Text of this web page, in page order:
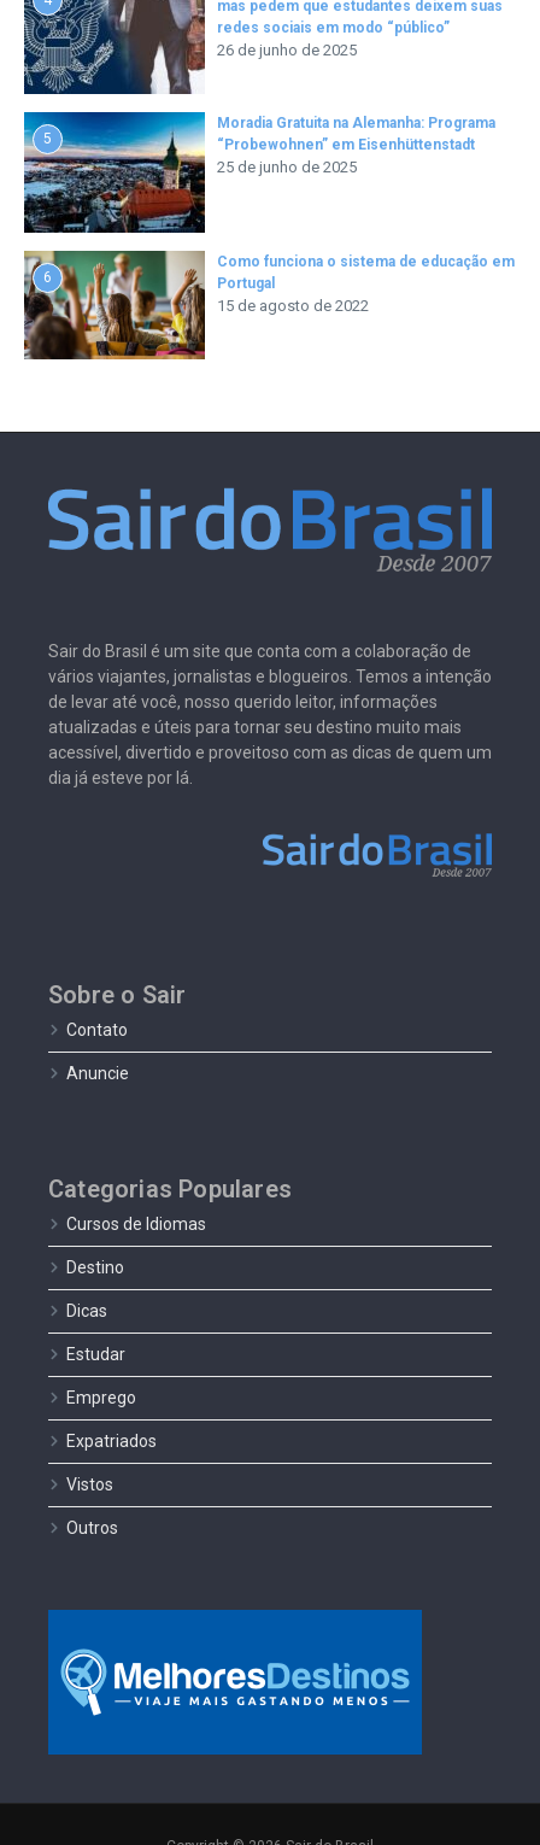
mas pedem que estudantes deixem suas
redes sociais em modo “público”
26 de junho de 2025
5
Moradia Gratuita na Alemanha: Programa
“Probewohnen” em Eisenhüttenstadt
25 de junho de 2025
6
Como funciona o sistema de educação em
Portugal
15 de agosto de 2022
Sair do Brasil é um site que conta com a colaboração de
vários viajantes, jornalistas e blogueiros. Temos a intenção
de levar até você, nosso querido leitor, informações
atualizadas e úteis para tornar seu destino muito mais
acessível, divertido e proveitoso com as dicas de quem um
dia já esteve por lá.
Sobre o Sair
Contato
Anuncie
Categorias Populares
Cursos de Idiomas
Destino
Dicas
Estudar
Emprego
Expatriados
Vistos
Outros